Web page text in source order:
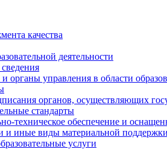
качества
деятельности
органы управления в области
органов, осуществляющих
стандарты
техническое обеспечение и
и иные виды материальной поддержки
услуги